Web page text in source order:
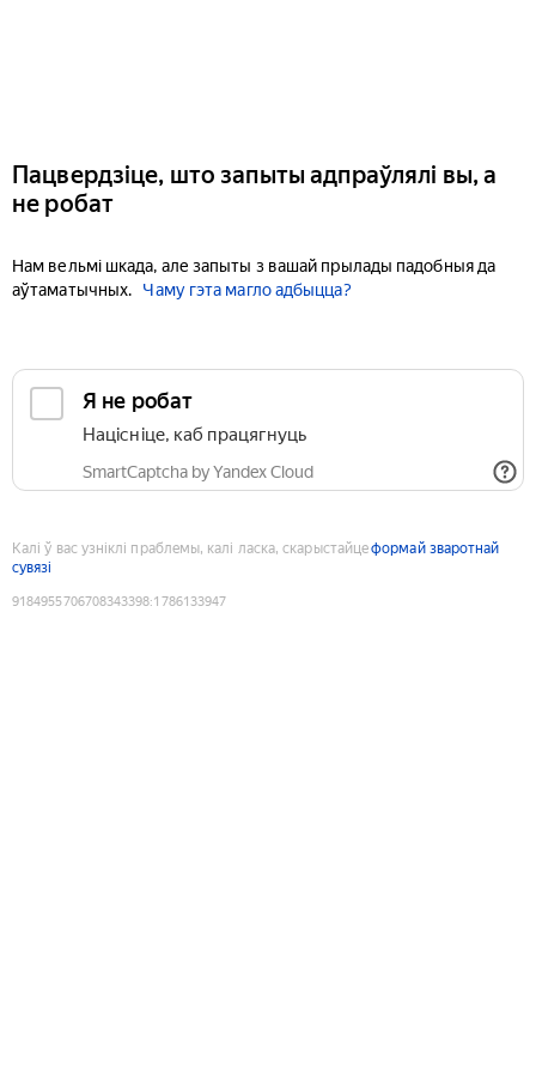
Пацвердзіце, што запыты адпраўлялі вы, а
не робат
Нам вельмі шкада, але запыты з вашай прылады падобныя да
аўтаматычных.
Чаму гэта магло адбыцца?
Я не робат
Націсніце, каб працягнуць
SmartCaptcha by Yandex Cloud
Калі ў вас узніклі праблемы, калі ласка, скарыстайцеформай зваротнай
сувязі
9184955706708343398:1786133947